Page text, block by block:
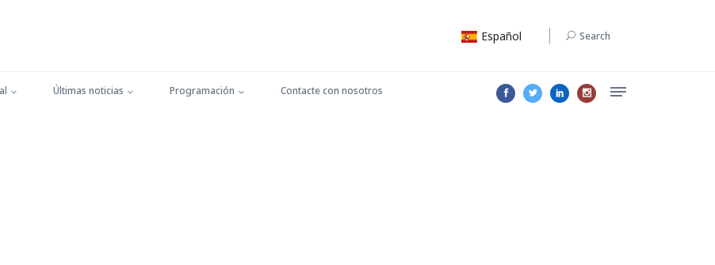
Español Search
Últimas noticias Programación Contacte con nosotros